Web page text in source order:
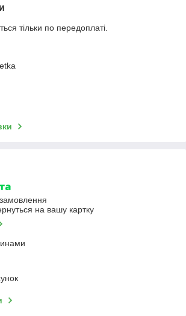
тільки по передоплаті.
на вашу картку